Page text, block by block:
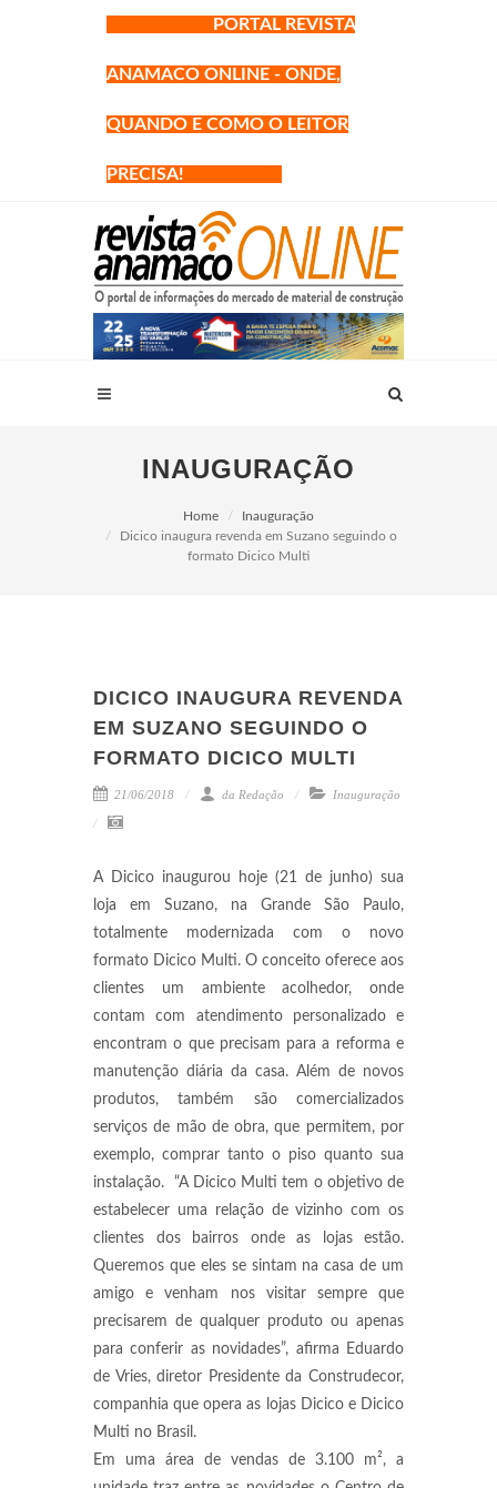
PORTAL REVISTA
ANAMACO ONLINE - ONDE,
QUANDO E COMO O LEITOR
PRECISA!
INAUGURAÇÃO
Home
Inauguração
Dicico inaugura revenda em Suzano seguindo o
formato Dicico Multi
DICICO INAUGURA REVENDA
EM SUZANO SEGUINDO O
FORMATO DICICO MULTI
21/06/2018 da Redação Inauguração
A Dicico inaugurou hoje (21 de junho) sua
loja em Suzano, na Grande São Paulo,
totalmente modernizada com o novo
formato Dicico Multi. O conceito oferece aos
clientes um ambiente acolhedor, onde
contam com atendimento personalizado e
encontram o que precisam para a reforma e
manutenção diária da casa. Além de novos
produtos, também são comercializados
serviços de mão de obra, que permitem, por
exemplo, comprar tanto o piso quanto sua
instalação. “A Dicico Multi tem o objetivo de
estabelecer uma relação de vizinho com os
clientes dos bairros onde as lojas estão.
Queremos que eles se sintam na casa de um
amigo e venham nos visitar sempre que
precisarem de qualquer produto ou apenas
para conferir as novidades”, afirma Eduardo
de Vries, diretor Presidente da Construdecor,
companhia que opera as lojas Dicico e Dicico
Multi no Brasil.
Em uma área de vendas de 3.100 m², a